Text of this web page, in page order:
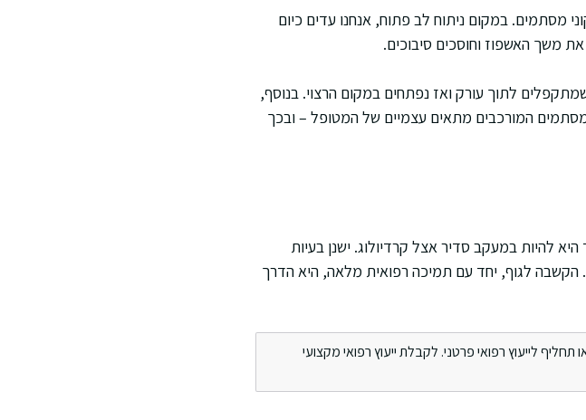
מסתמים. במקום ניתוח לב פתוח, אנחנו עדים כיום
משך האשפוז וחוסכים סיבוכים.
לתוך עורק ואז נפתחים במקום הרצוי. בנוסף,
המורכבים מתאים עצמיים של המטופל – ובכך
להיות במעקב סדיר אצל קרדיולוג. ישנן בעיות
הקשבה לגוף, יחד עם תמיכה רפואית מלאה, היא הדרך
לייעוץ רפואי פרטני. לקבלת ייעוץ רפואי מקצועי